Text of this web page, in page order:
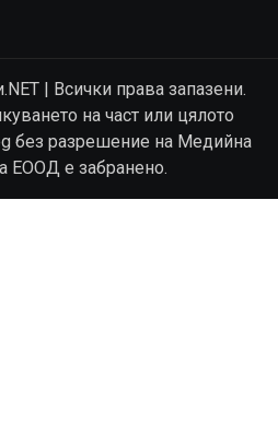
| Всички права запазени.
на част или цялото
без разрешение на Медийна
ЕООД е забранено.